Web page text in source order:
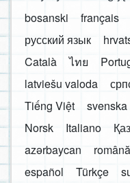
bosanski français
русский язык
Català
ไทย
latviešu valoda
Tiếng Việt
svenska
Norsk
Italiano
azərbaycan
română
español
Türkçe